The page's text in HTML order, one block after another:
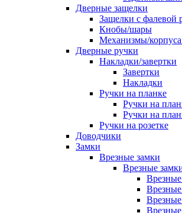
Дверные защелки
Защелки с фалевой
Кнобы/шары
Механизмы/
Дверные ручки
Накладки/завертки
Завертки
Накладки
Ручки на планке
Ручки на
Ручки на
Ручки на розетке
Доводчики
Замки
Врезные замки
Врезные
Врезные
Врезные
Врезные